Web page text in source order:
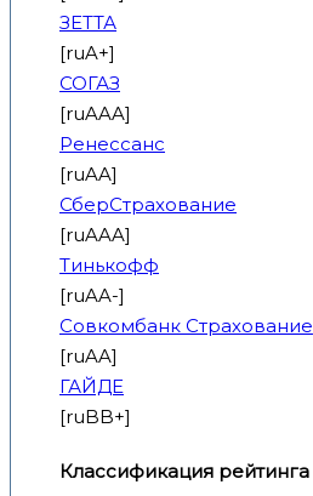
ЗЕТТА
[ruA+]
СОГАЗ
[ruAAA]
Ренессанс
[ruAA]
СберСтрахование
[ruAAA]
Тинькофф
[ruAA-]
Совкомбанк Страхование
[ruAA]
ГАЙДЕ
[ruBB+]
Классификация рейтинга